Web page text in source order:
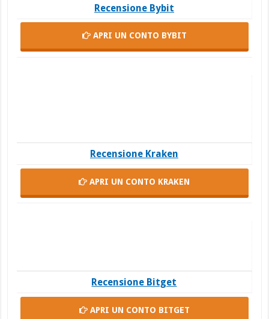
Recensione Bybit
APRI UN CONTO BYBIT
Recensione Kraken
APRI UN CONTO KRAKEN
Recensione Bitget
APRI UN CONTO BITGET